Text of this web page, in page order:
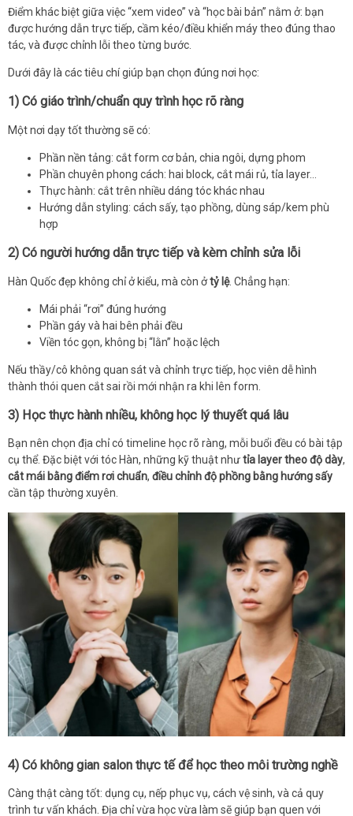
Điểm khác biệt giữa việc “xem video” và “học bài bản” nằm ở: bạn
được hướng dẫn trực tiếp, cầm kéo/điều khiển máy theo đúng thao
tác, và được chỉnh lỗi theo từng bước.
Dưới đây là các tiêu chí giúp bạn chọn đúng nơi học:
1) Có giáo trình/chuẩn quy trình học rõ ràng
Một nơi dạy tốt thường sẽ có:
Phần nền tảng: cắt form cơ bản, chia ngôi, dựng phom
Phần chuyên phong cách: hai block, cắt mái rủ, tỉa layer…
Thực hành: cắt trên nhiều dáng tóc khác nhau
Hướng dẫn styling: cách sấy, tạo phồng, dùng sáp/kem phù
hợp
2) Có người hướng dẫn trực tiếp và kèm chỉnh sửa lỗi
Hàn Quốc đẹp không chỉ ở kiểu, mà còn ởtỷ lệ. Chẳng hạn:
Mái phải “rơi” đúng hướng
Phần gáy và hai bên phải đều
Viền tóc gọn, không bị “lằn” hoặc lệch
Nếu thầy/cô không quan sát và chỉnh trực tiếp, học viên dễ hình
thành thói quen cắt sai rồi mới nhận ra khi lên form.
3) Học thực hành nhiều, không học lý thuyết quá lâu
Bạn nên chọn địa chỉ có timeline học rõ ràng, mỗi buổi đều có bài tập
cụ thể. Đặc biệt với tóc Hàn, những kỹ thuật nhưtỉa layer theo độ dày,
cắt mái bằng điểm rơi chuẩn, điều chỉnh độ phồng bằng hướng sấy
cần tập thường xuyên.
4) Có không gian salon thực tế để học theo môi trường nghề
Càng thật càng tốt: dụng cụ, nếp phục vụ, cách vệ sinh, và cả quy
trình tư vấn khách. Địa chỉ vừa học vừa làm sẽ giúp bạn quen với